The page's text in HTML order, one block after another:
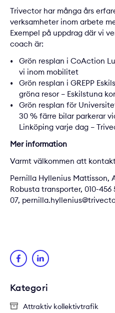
Kategori
Attraktiv kollektivtrafik
Trivector har många års
verksamheter inom arbete
Exempel på uppdrag där vi
coach är:
Grön resplan i CoAction
vi inom mobilitet
Grön resplan i GREPP
gröna resor – Eskilstuna
Grön resplan för
30 % färre bilar parkerar
Linköping varje dag –
Mer information
Varmt välkommen att
Pernilla Hyllenius Mattisson,
Robusta transporter, 010-456
07,